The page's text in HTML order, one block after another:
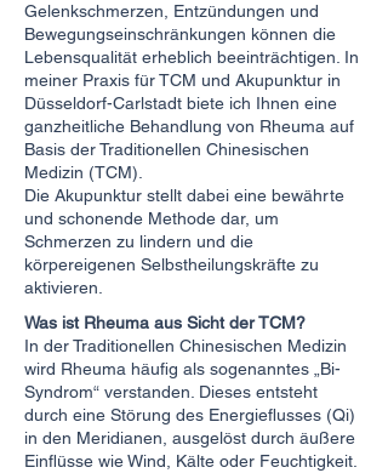
Gelenkschmerzen, Entzündungen und
Bewegungseinschränkungen können die
Lebensqualität erheblich beeinträchtigen. In
meiner Praxis für TCM und Akupunktur in
Düsseldorf-Carlstadt biete ich Ihnen eine
ganzheitliche Behandlung von Rheuma auf
Basis der Traditionellen Chinesischen
Medizin (TCM).
Die Akupunktur stellt dabei eine bewährte
und schonende Methode dar, um
Schmerzen zu lindern und die
körpereigenen Selbstheilungskräfte zu
aktivieren.
Was ist Rheuma aus Sicht der TCM?
In der Traditionellen Chinesischen Medizin
wird Rheuma häufig als sogenanntes „Bi-
Syndrom“ verstanden. Dieses entsteht
durch eine Störung des Energieflusses (Qi)
in den Meridianen, ausgelöst durch äußere
Einflüsse wie Wind, Kälte oder Feuchtigkeit.